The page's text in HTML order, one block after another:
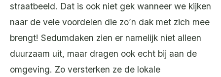
straatbeeld. Dat is ook niet gek wanneer we kijken
naar de vele voordelen die zo’n dak met zich mee
brengt! Sedumdaken zien er namelijk niet alleen
duurzaam uit, maar dragen ook echt bij aan de
omgeving. Zo versterken ze de lokale